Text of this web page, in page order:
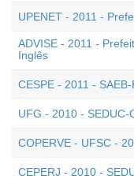
UPENET - 2011 -
ADVISE - 2011 -
Inglês
CESPE - 2011 -
UFG - 2010 -
COPERVE - UFSC -
CEPERJ - 2010 -